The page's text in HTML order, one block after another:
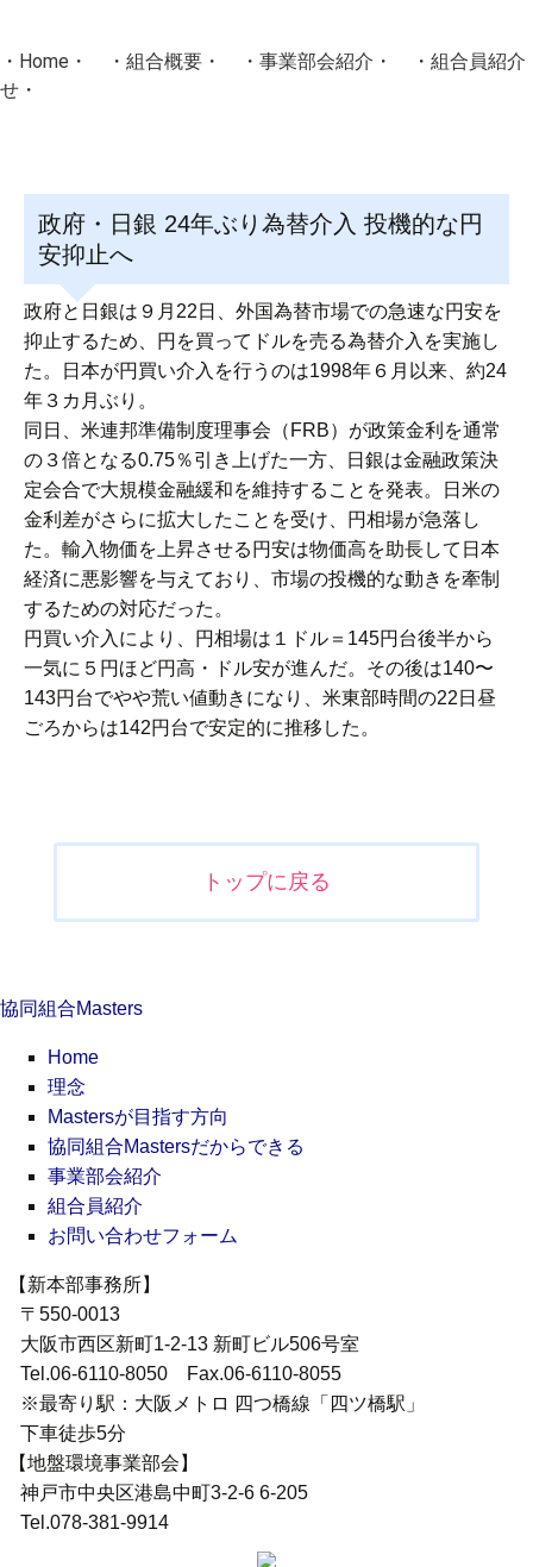
・ Home ・ ・ 組合概要 ・ ・ 事業部会紹介 ・ ・ 組合員紹介
せ ・
協同組合Masters／
国土交通省・経済産業省・農林水産省・厚生労働省 認可
Masters組合員ログイン
政府・日銀 24年ぶり為替介入 投機的な円
安抑止へ
政府と日銀は９月22日、外国為替市場での急速な円安を
抑止するため、円を買ってドルを売る為替介入を実施し
た。日本が円買い介入を行うのは1998年６月以来、約24
年３カ月ぶり。
同日、米連邦準備制度理事会（FRB）が政策金利を通常
の３倍となる0.75％引き上げた一方、日銀は金融政策決
定会合で大規模金融緩和を維持することを発表。日米の
金利差がさらに拡大したことを受け、円相場が急落し
た。輸入物価を上昇させる円安は物価高を助長して日本
経済に悪影響を与えており、市場の投機的な動きを牽制
するための対応だった。
円買い介入により、円相場は１ドル＝145円台後半から
一気に５円ほど円高・ドル安が進んだ。その後は140〜
143円台でやや荒い値動きになり、米東部時間の22日昼
ごろからは142円台で安定的に推移した。
シ
ョ
トップに戻る
協同組合Masters
Home
理念
Mastersが目指す方向
協同組合Mastersだからできる
事業部会紹介
組合員紹介
お問い合わせフォーム
【新本部事務所】
〒550-0013
大阪市西区新町1-2-13 新町ビル506号室
Tel.06-6110-8050 Fax.06-6110-8055
※最寄り駅：大阪メトロ 四つ橋線「四ツ橋駅」
下車徒歩5分
【地盤環境事業部会】
神戸市中央区港島中町3-2-6 6-205
Tel.078-381-9914